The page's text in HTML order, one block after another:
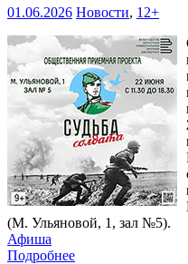
01.06.2026 Новости, 12+
(М. Ульяновой, 1, зал №5).
Афиша
Подробнее